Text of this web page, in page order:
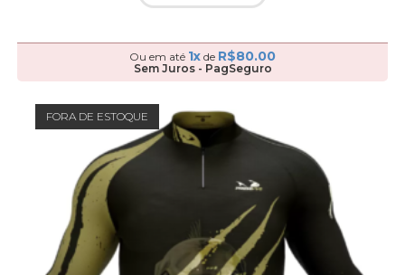
Ou em até 1x de R$80.00
Sem Juros - PagSeguro
FORA DE ESTOQUE